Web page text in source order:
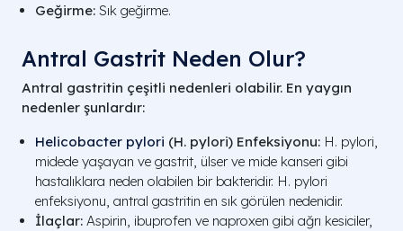
Geğirme: Sık geğirme.
Antral Gastrit Neden Olur?
Antral gastritin çeşitli nedenleri olabilir. En yaygın
nedenler şunlardır:
Helicobacter pylori (H. pylori) Enfeksiyonu: H. pylori,
midede yaşayan ve gastrit, ülser ve mide kanseri gibi
hastalıklara neden olabilen bir bakteridir. H. pylori
enfeksiyonu, antral gastritin en sık görülen nedenidir.
İlaçlar: Aspirin, ibuprofen ve naproxen gibi ağrı kesiciler,